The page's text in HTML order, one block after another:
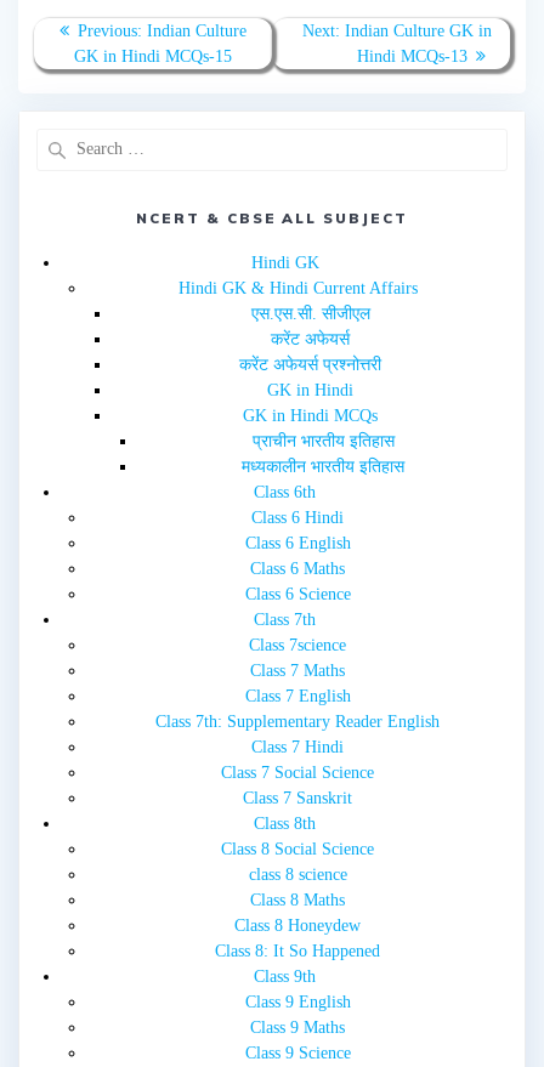
n
T
i
t
O
p
n
F
c
e
s
w
Previous: Indian Culture
GK in Hindi MCQs-15
Next: Indian Culture GK in
Hindi MCQs-13
NCERT & CBSE ALL SUBJECT
Hindi GK
Hindi GK & Hindi Current Affairs
एस.एस.सी. सीजीएल
करेंट अफेयर्स
करेंट अफेयर्स प्रश्नोत्तरी
GK in Hindi
GK in Hindi MCQs
प्राचीन भारतीय इतिहास
मध्यकालीन भारतीय इतिहास
Class 6th
Class 6 Hindi
Class 6 English
Class 6 Maths
Class 6 Science
Class 7th
Class 7science
Class 7 Maths
Class 7 English
Class 7th: Supplementary Reader English
Class 7 Hindi
Class 7 Social Science
Class 7 Sanskrit
Class 8th
Class 8 Social Science
class 8 science
Class 8 Maths
Class 8 Honeydew
Class 8: It So Happened
Class 9th
Class 9 English
Class 9 Maths
Class 9 Science